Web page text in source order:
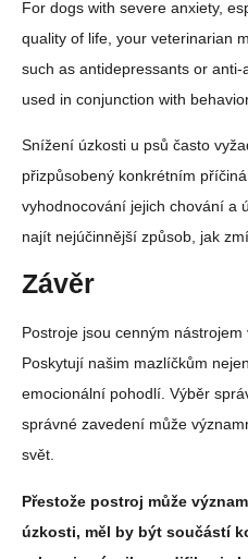
For dogs with severe anxiety,
quality of life, your veterinarian
such as antidepressants or
used in conjunction with
Snížení úzkosti u psů často
přizpůsobený konkrétním
vyhodnocování jejich chování a
najít nejúčinnější způsob, jak
Závěr
Postroje jsou cenným
Poskytují našim mazlíčkům
emocionální pohodlí. Výběr
správné zavedení může
svět.
Přestože postroj může
úzkosti, měl by být součástí